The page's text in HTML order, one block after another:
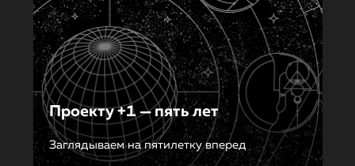
Проекту +1 — пять лет
Заглядываем на пятилетку вперед